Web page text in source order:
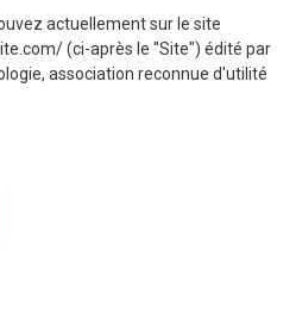
actuellement sur le site
(ci-après le "Site") édité par
association reconnue d'utilité